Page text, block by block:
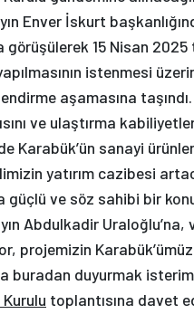
Enver İskurt
görüşülerek 15 Nisan
istenmesi
aşamasına
ve ulaştırma
Karabük’ün sanayi
yatırım cazibesi
güçlü ve söz sahibi bir
Abdulkadir
projemizin
buradan duyurmak
toplantısına davet